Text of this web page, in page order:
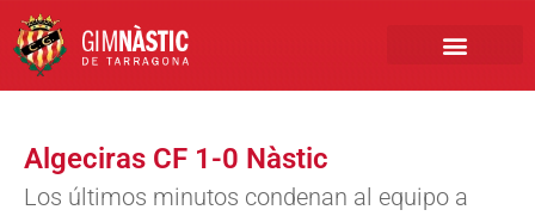
Algeciras CF 1-0 Nàstic
Los últimos minutos condenan al equipo a